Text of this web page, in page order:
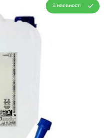
В наявності